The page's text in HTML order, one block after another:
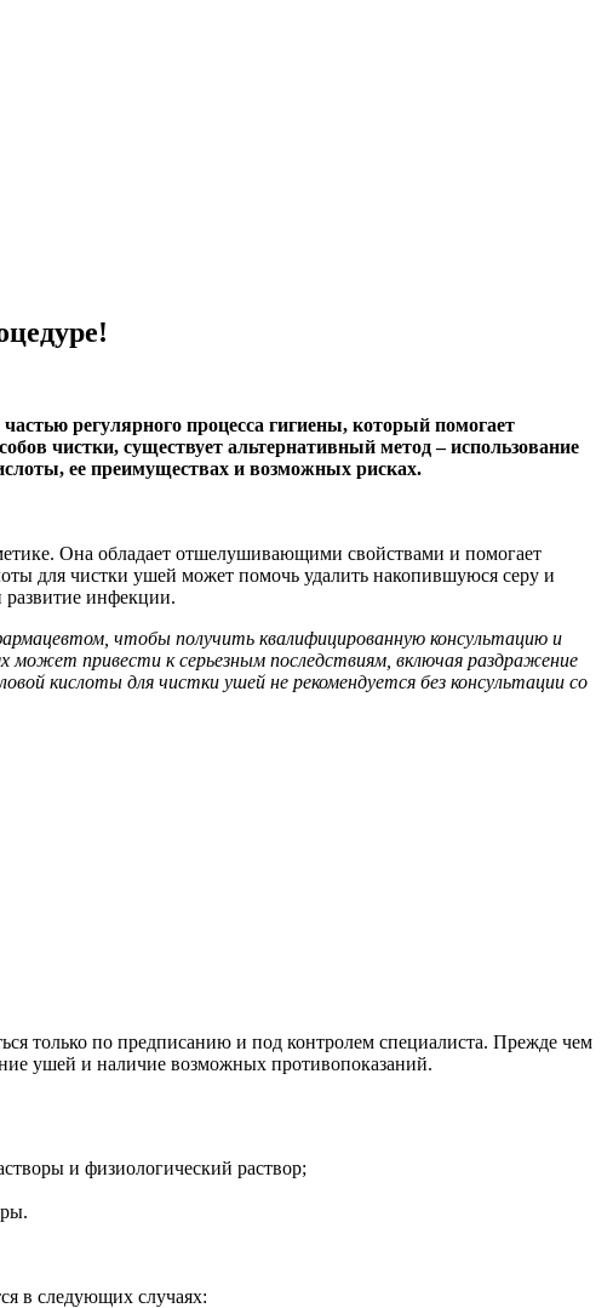
регулярного процесса гигиены, который помогает
чистки, существует альтернативный метод – использование
ее преимуществах и возможных рисках.
Она обладает отшелушивающими свойствами и помогает
для чистки ушей может помочь удалить накопившуюся серу и
развитие инфекции.
чтобы получить квалифицированную консультацию и
может привести к серьезным последствиям, включая раздражение
кислоты для чистки ушей не рекомендуется без консультации со
только по предписанию и под контролем специалиста. Прежде чем
ушей и наличие возможных противопоказаний.
и физиологический раствор;
в следующих случаях: